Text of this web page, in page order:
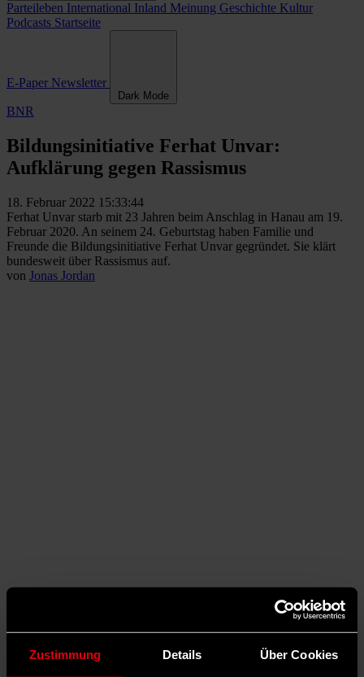
Zustimmung Details Über Cookies
Parteileben International Inland Meinung Geschichte Kultur
Podcasts Startseite
E-Paper Newsletter
Dark Mode
BNR
Bildungsinitiative Ferhat Unvar:
Aufklärung gegen Rassismus
18. Februar 2022 15:33:44
Ferhat Unvar starb mit 23 Jahren beim Anschlag in Hanau am 19.
Februar 2020. An seinem 24. Geburtstag haben Familie und
Freunde die Bildungsinitiative Ferhat Unvar gegründet. Sie klärt
bundesweit über Rassismus auf.
von Jonas Jordan